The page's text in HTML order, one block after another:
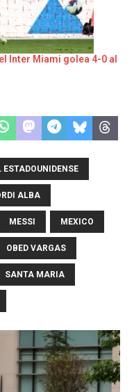
Inter Miami golea 4-0 al
ESTADOUNIDENSE
ALBA
MESSI MEXICO
OBED VARGAS
SANTA MARIA